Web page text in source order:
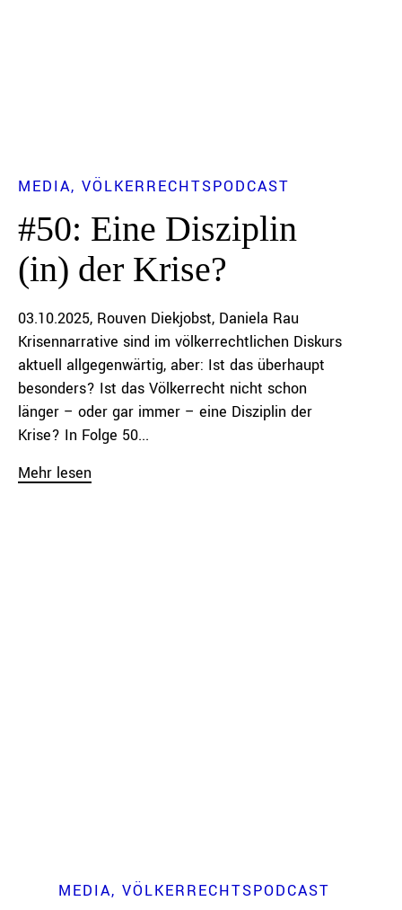
MEDIA VÖLKERRECHTSPODCAST
#50: Eine Disziplin
(in) der Krise?
03.10.2025 Rouven Diekjobst Daniela Rau
Krisennarrative sind im völkerrechtlichen Diskurs
aktuell allgegenwärtig, aber: Ist das überhaupt
besonders? Ist das Völkerrecht nicht schon
länger – oder gar immer – eine Disziplin der
Krise? In Folge 50...
Mehr lesen
MEDIA VÖLKERRECHTSPODCAST